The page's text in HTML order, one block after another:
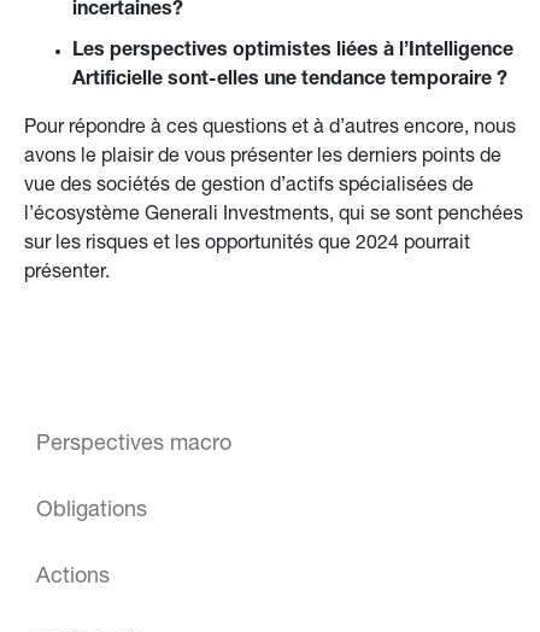
incertaines?
Les perspectives optimistes liées à l’Intelligence
Artificielle sont-elles une tendance temporaire ?
Pour répondre à ces questions et à d’autres encore, nous
avons le plaisir de vous présenter les derniers points de
vue des sociétés de gestion d’actifs spécialisées de
l’écosystème Generali Investments, qui se sont penchées
sur les risques et les opportunités que 2024 pourrait
présenter.
Perspectives macro
Obligations
Actions